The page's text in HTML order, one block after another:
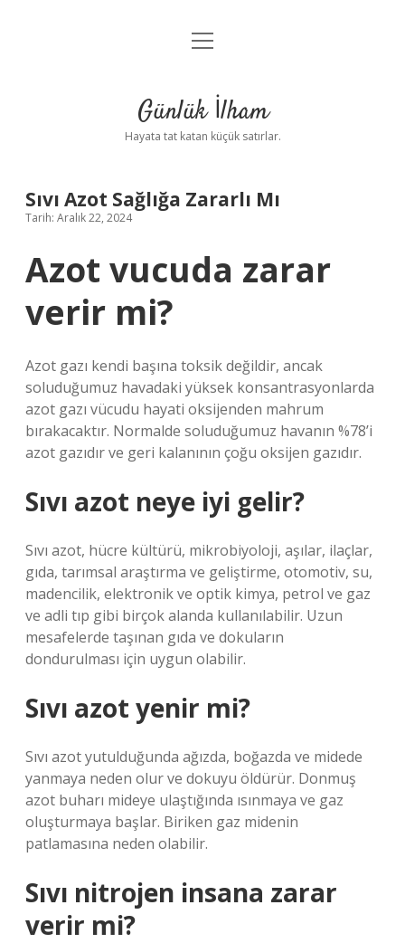
Anasayfa
Yasal Uyarı
menüyü
Günlük İlham
Hayata tat katan küçük satırlar.
Sıvı Azot Sağlığa Zararlı Mı
Tarih: Aralık 22, 2024
Azot vucuda zarar
verir mi?
Azot gazı kendi başına toksik değildir, ancak
soluduğumuz havadaki yüksek konsantrasyonlarda
azot gazı vücudu hayati oksijenden mahrum
bırakacaktır. Normalde soluduğumuz havanın %78’i
azot gazıdır ve geri kalanının çoğu oksijen gazıdır.
Sıvı azot neye iyi gelir?
Sıvı azot, hücre kültürü, mikrobiyoloji, aşılar, ilaçlar,
gıda, tarımsal araştırma ve geliştirme, otomotiv, su,
madencilik, elektronik ve optik kimya, petrol ve gaz
ve adli tıp gibi birçok alanda kullanılabilir. Uzun
mesafelerde taşınan gıda ve dokuların
dondurulması için uygun olabilir.
Sıvı azot yenir mi?
Sıvı azot yutulduğunda ağızda, boğazda ve midede
yanmaya neden olur ve dokuyu öldürür. Donmuş
azot buharı mideye ulaştığında ısınmaya ve gaz
oluşturmaya başlar. Biriken gaz midenin
patlamasına neden olabilir.
Sıvı nitrojen insana zarar
verir mi?